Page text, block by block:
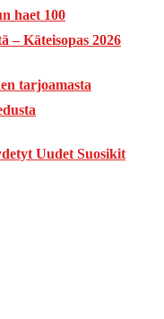
haet 100
– Käteisopas 2026
tarjoamasta
Uudet Suosikit